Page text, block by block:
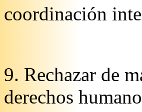
coordinación
9. Rechazar de
derechos